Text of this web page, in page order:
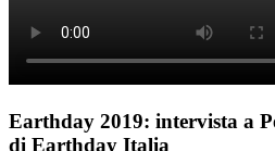
Earthday 2019: intervista a
di Earthday Italia